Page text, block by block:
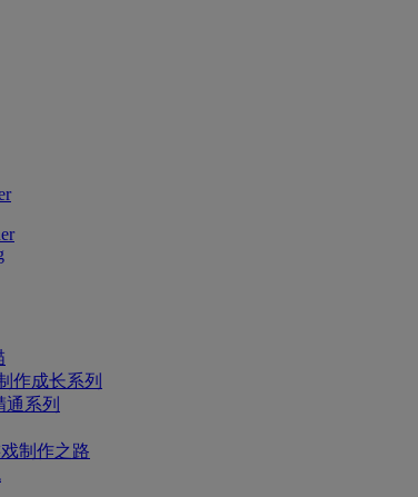
作成长系列
通系列
制作之路